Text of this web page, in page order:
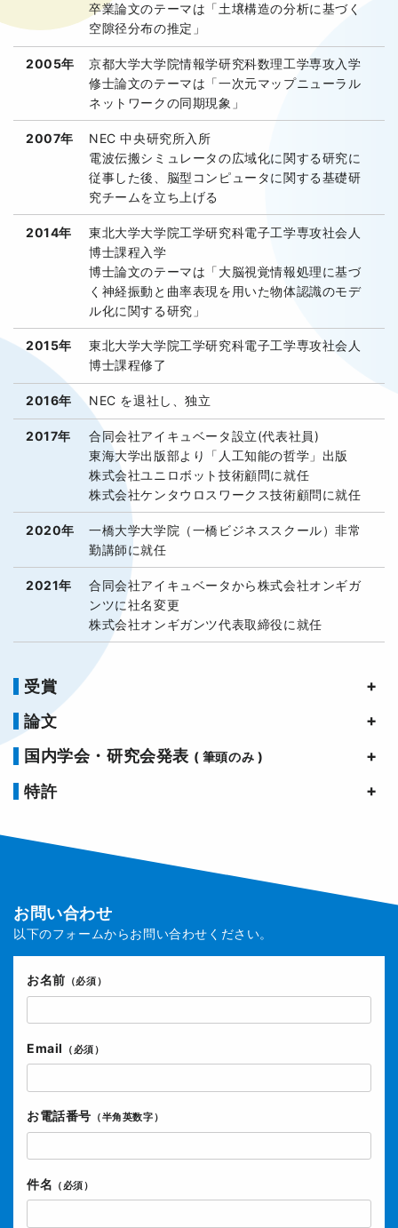
卒業論文のテーマは「土壌構造の分析に基づく
空隙径分布の推定」
2005年
京都大学大学院情報学研究科数理工学専攻入学
修士論文のテーマは「一次元マップニューラル
ネットワークの同期現象」
2007年
NEC 中央研究所入所
電波伝搬シミュレータの広域化に関する研究に
従事した後、脳型コンピュータに関する基礎研
究チームを立ち上げる
2014年
東北大学大学院工学研究科電子工学専攻社会人
博士課程入学
博士論文のテーマは「大脳視覚情報処理に基づ
く神経振動と曲率表現を用いた物体認識のモデ
ル化に関する研究」
2015年
東北大学大学院工学研究科電子工学専攻社会人
博士課程修了
2016年 NEC を退社し、独立
2017年
合同会社アイキュベータ設立(代表社員)
東海大学出版部より「人工知能の哲学」出版
株式会社ユニロボット技術顧問に就任
株式会社ケンタウロスワークス技術顧問に就任
2020年
一橋大学大学院（一橋ビジネススクール）非常
勤講師に就任
2021年
合同会社アイキュベータから株式会社オンギガ
ンツに社名変更
株式会社オンギガンツ代表取締役に就任
受賞
論文
国内学会・研究会発表 ( 筆頭のみ )
特許
お問い合わせ
以下のフォームからお問い合わせください。
お名前 （必須）
Email （必須）
お電話番号 （半角英数字）
件名 （必須）